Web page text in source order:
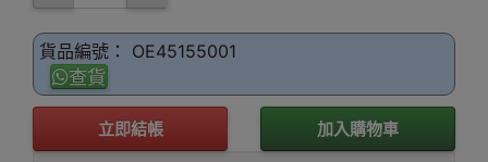
貨品編號： OE45155001
查貨
立即結帳 加入購物車